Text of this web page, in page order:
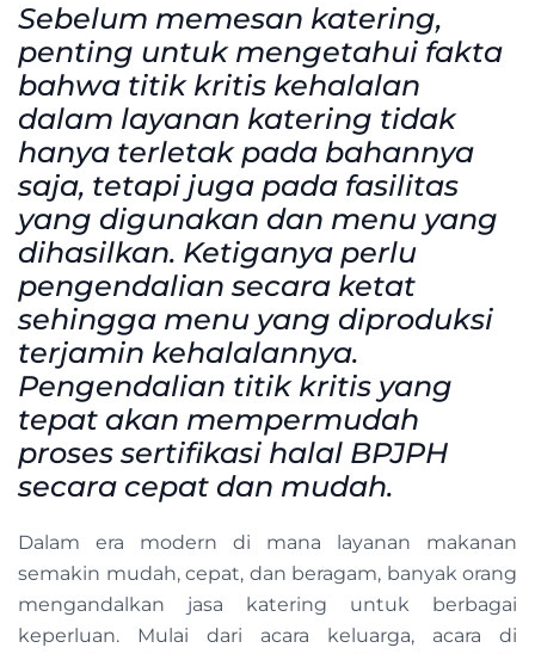
Sebelum memesan katering,
penting untuk mengetahui fakta
bahwa titik kritis kehalalan
dalam layanan katering tidak
hanya terletak pada bahannya
saja, tetapi juga pada fasilitas
yang digunakan dan menu yang
dihasilkan. Ketiganya perlu
pengendalian secara ketat
sehingga menu yang diproduksi
terjamin kehalalannya.
Pengendalian titik kritis yang
tepat akan mempermudah
proses sertifikasi halal BPJPH
secara cepat dan mudah.
Dalam era modern di mana layanan makanan
semakin mudah, cepat, dan beragam, banyak orang
mengandalkan jasa katering untuk berbagai
keperluan. Mulai dari acara keluarga, acara di